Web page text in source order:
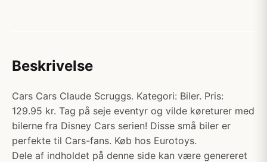
Beskrivelse
Cars Cars Claude Scruggs. Kategori: Biler. Pris:
129.95 kr. Tag på seje eventyr og vilde køreturer med
bilerne fra Disney Cars serien! Disse små biler er
perfekte til Cars-fans. Køb hos Eurotoys.
Dele af indholdet på denne side kan være genereret